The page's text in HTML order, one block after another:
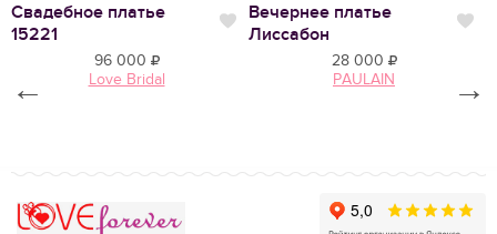
Нравится
Свадебное платье
15221
Нравится
96 000
Love Bridal
Вечернее платье
Лиссабон
28 000
PAULAIN
← →